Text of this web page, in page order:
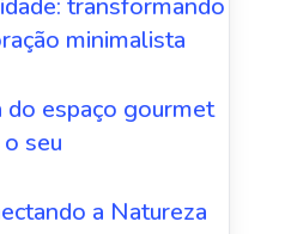
minimalista
do espaço gourmet
seu
a Natureza